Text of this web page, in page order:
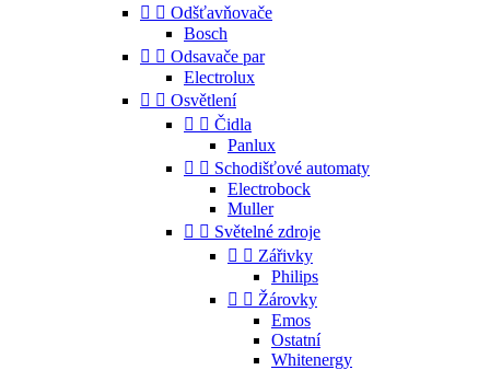
  Odšťavňovače
Bosch
  Odsavače par
Electrolux
  Osvětlení
  Čidla
Panlux
  Schodišťové automaty
Electrobock
Muller
  Světelné zdroje
  Zářivky
Philips
  Žárovky
Emos
Ostatní
Whitenergy